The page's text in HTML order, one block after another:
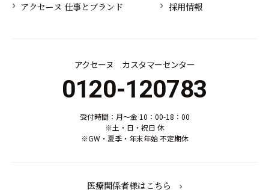
アクセーヌ 仕事とブランド
採用情報
アクセーヌ カスタマーセンター
0120-120783
受付時間：月～金 10：00-18：00
※土・日・祝日 休
※GW・夏季・年末年始 不定期休
医療関係者様はこちら